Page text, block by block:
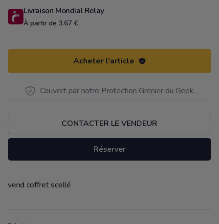
Livraison Mondial Relay
À partir de 3.67 €
Acheter l'article
Couvert par notre Protection Grenier du Geek.
CONTACTER LE VENDEUR
Réserver
Description
vend coffret scellé